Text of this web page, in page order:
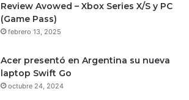
Review Avowed – Xbox Series X/S y PC
(Game Pass)
febrero 13, 2025
Acer presentó en Argentina su nueva
laptop Swift Go
octubre 24, 2024